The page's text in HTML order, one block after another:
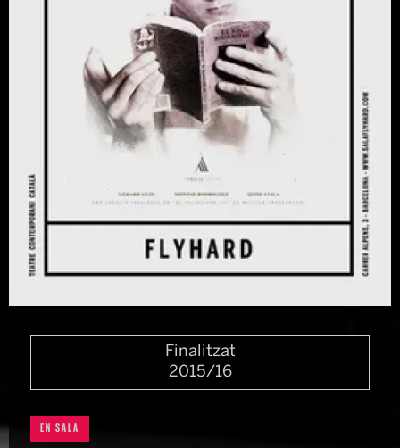
Finalitzat
2015/16
EN SALA